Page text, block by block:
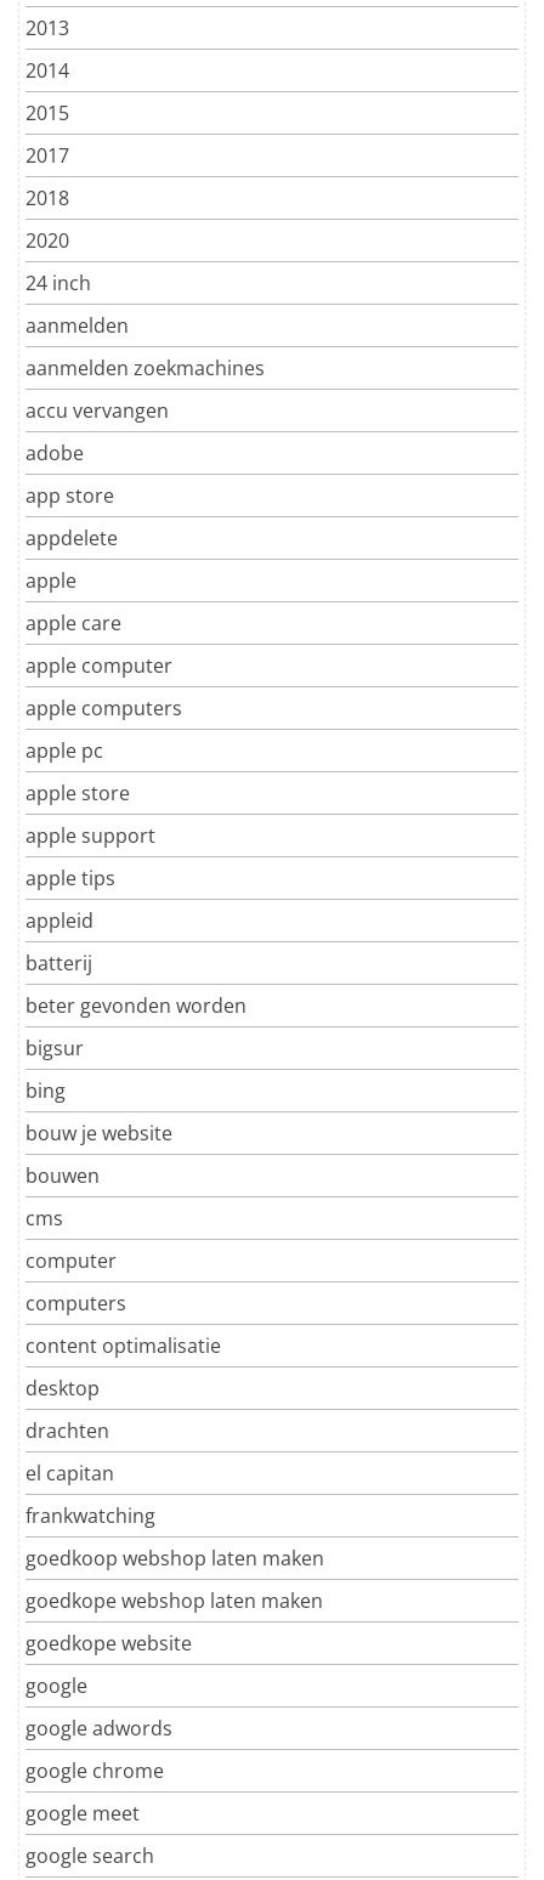
2013
2014
2015
2017
2018
2020
24 inch
aanmelden
aanmelden zoekmachines
accu vervangen
adobe
app store
appdelete
apple
apple care
apple computer
apple computers
apple pc
apple store
apple support
apple tips
appleid
batterij
beter gevonden worden
bigsur
bing
bouw je website
bouwen
cms
computer
computers
content optimalisatie
desktop
drachten
el capitan
frankwatching
goedkoop webshop laten maken
goedkope webshop laten maken
goedkope website
google
google adwords
google chrome
google meet
google search